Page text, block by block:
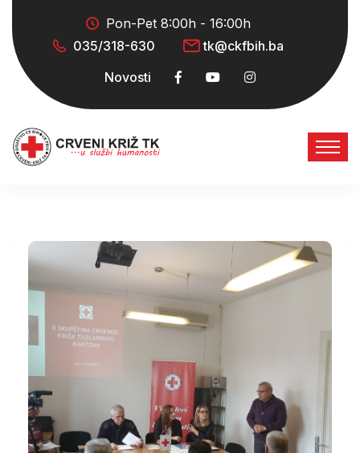
Pon-Pet 8:00h - 16:00h
035/318-630
tk@ckfbih.ba
Novosti